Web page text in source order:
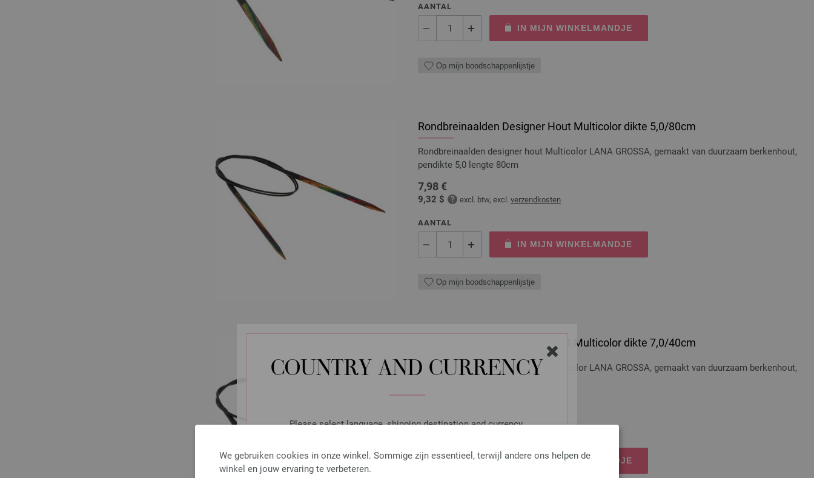
COUNTRY AND CURRENCY
Please select language, shipping destination and currency.
We gebruiken cookies in onze winkel. Sommige zijn essentieel, terwijl andere ons helpen de
winkel en jouw ervaring te verbeteren.
AANTAL
IN MIJN WINKELMANDJE
Op mijn boodschappenlijstje
Rondbreinaalden Designer Hout Multicolor dikte 5,0/80cm
Rondbreinaalden designer hout Multicolor LANA GROSSA, gemaakt van duurzaam berkenhout,
pendikte 5,0 lengte 80cm
7,98 €
9,32 $ excl. btw, excl. verzendkosten
AANTAL
IN MIJN WINKELMANDJE
Op mijn boodschappenlijstje
Rondbreinaalden Designer Hout Multicolor dikte 7,0/40cm
Rondbreinaalden designer hout Multicolor LANA GROSSA, gemaakt van duurzaam berkenhout,
IN MIJN WINKELMANDJE